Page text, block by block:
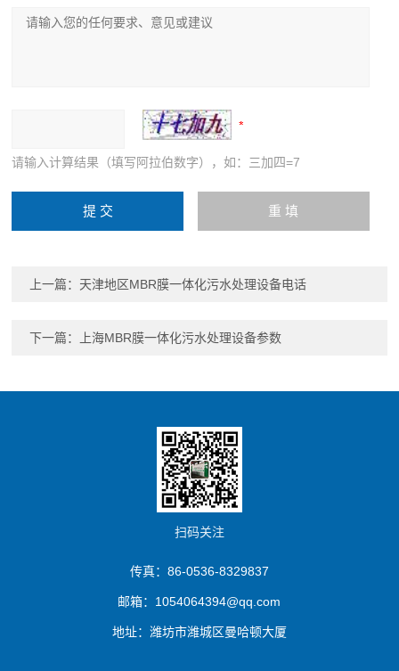
请输入计算结果（填写阿拉伯数字），如：三加四=7
上一篇： 天津地区MBR膜一体化污水处理设备电话
下一篇： 上海MBR膜一体化污水处理设备参数
扫码关注
传真：86-0536-8329837
邮箱：1054064394@qq.com
地址：潍坊市潍城区曼哈顿大厦